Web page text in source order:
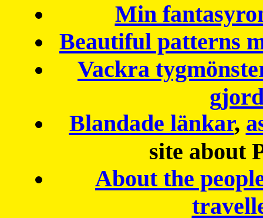
Min
Beautiful patterns
Vackra
Blandade länkar,
site about
About the